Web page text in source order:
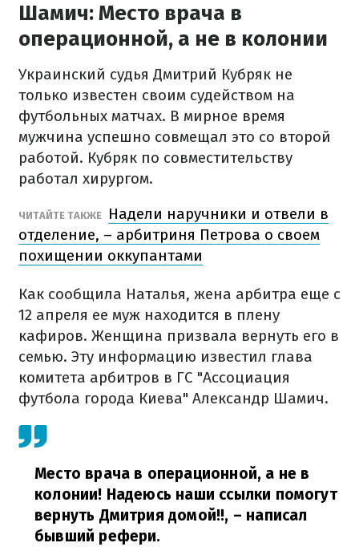
Шамич: Место врача в
операционной, а не в колонии
Украинский судья Дмитрий Кубряк не
только известен своим судейством на
футбольных матчах. В мирное время
мужчина успешно совмещал это со второй
работой. Кубряк по совместительству
работал хирургом.
ЧИТАЙТЕ ТАКЖЕ
Надели наручники и отвели в
отделение, – арбитриня Петрова о своем
похищении оккупантами
Как сообщила Наталья, жена арбитра еще с
12 апреля ее муж находится в плену
кафиров. Женщина призвала вернуть его в
семью. Эту информацию известил глава
комитета арбитров в ГС "Ассоциация
футбола города Киева" Александр Шамич.
Место врача в операционной, а не в
колонии! Надеюсь наши ссылки помогут
вернуть Дмитрия домой!!, – написал
бывший рефери.